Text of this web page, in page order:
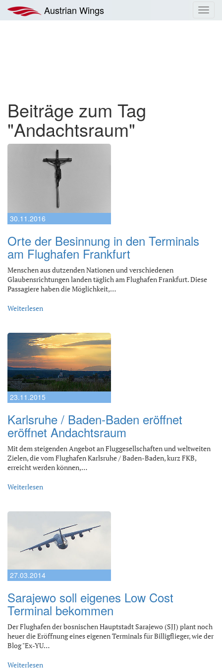
Inhalt
springen
Austrian Wings
Beiträge zum Tag
"Andachtsraum"
30.11.2016
Orte der Besinnung in den Terminals
am Flughafen Frankfurt
Menschen aus dutzenden Nationen und verschiedenen
Glaubensrichtungen landen täglich am Flughafen Frankfurt. Diese
Passagiere haben die Möglichkeit,…
Weiterlesen
23.11.2015
Karlsruhe / Baden-Baden eröffnet
eröffnet Andachtsraum
Mit dem steigenden Angebot an Fluggesellschaften und weltweiten
Zielen, die vom Flughafen Karlsruhe / Baden-Baden, kurz FKB,
erreicht werden können,…
Weiterlesen
27.03.2014
Sarajewo soll eigenes Low Cost
Terminal bekommen
Der Flughafen der bosnischen Hauptstadt Sarajewo (SJJ) plant noch
heuer die Eröffnung eines eigenen Terminals für Billigflieger, wie der
Blog "Ex-YU…
Weiterlesen